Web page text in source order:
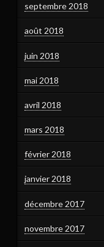
septembre 2018
août 2018
juin 2018
mai 2018
avril 2018
mars 2018
février 2018
janvier 2018
décembre 2017
novembre 2017